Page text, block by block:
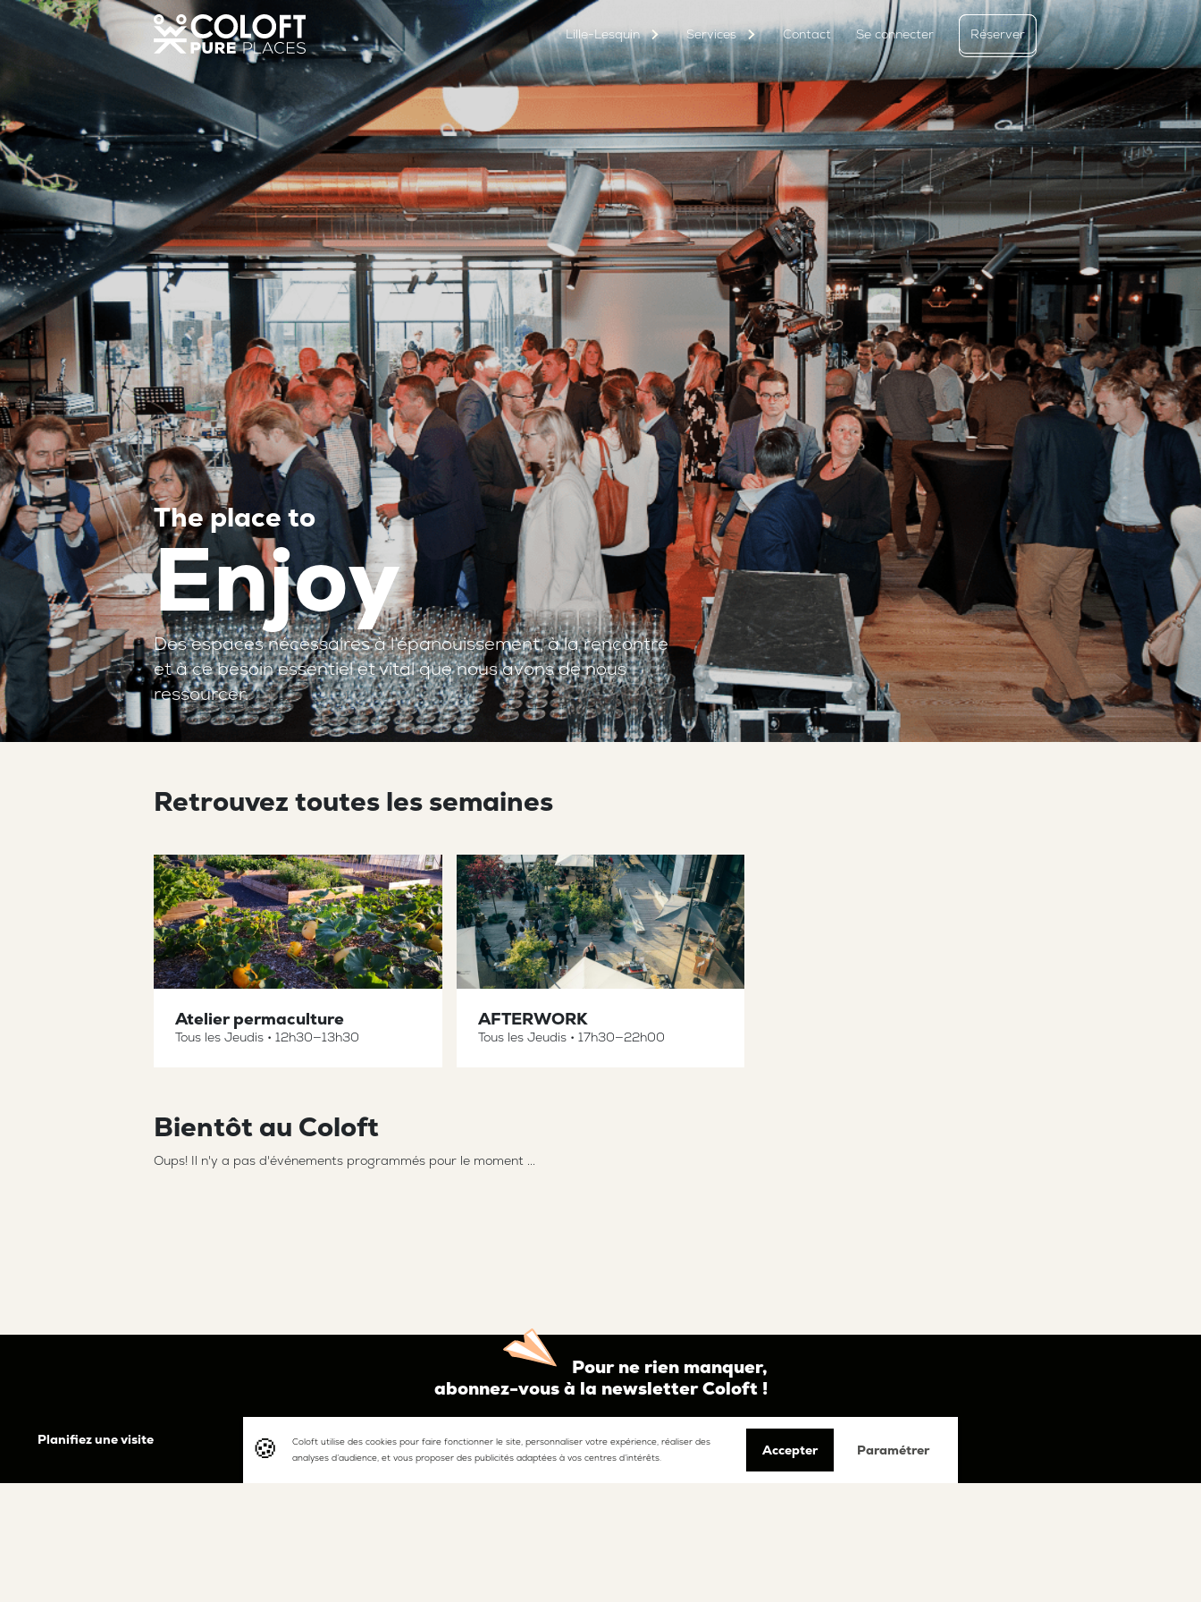
Lille-Lesquin Services Contact Se connecter Réserver
Theplace to
Enjoy
Des espaces nécessaires à l’épanouissement, à la rencontre
et à ce besoin essentiel et vital que nous avons de nous
ressourcer.
Retrouvez toutes les semaines
Atelier permaculture
Tous les Jeudis • 12h30—13h30
AFTERWORK
Tous les Jeudis • 17h30—22h00
Bientôt au Coloft
Oups! Il n'y a pas d'événements programmés pour le moment ...
Pour ne rien manquer,
abonnez-vous à la newsletter Coloft !
Planifiez une visite
Coloft utilise des cookies pour faire fonctionner le site, personnaliser votre expérience, réaliser des
analyses d’audience, et vous proposer des publicités adaptées à vos centres d’intérêts.
Accepter Paramétrer